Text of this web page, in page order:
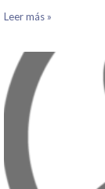
Leer más »